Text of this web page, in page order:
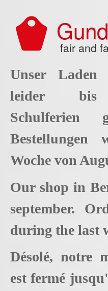
fair and
Unser
leider
Schulferien
Bestellungen
Woche von
Our shop in
september.
during the last
Désolé, notre
est fermé